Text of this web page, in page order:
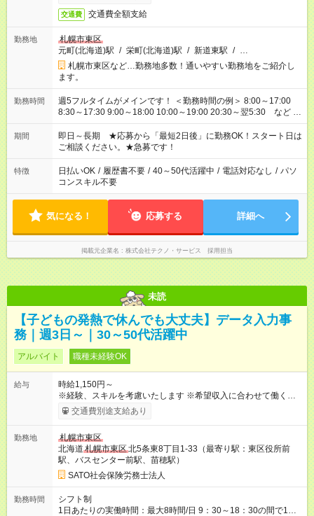
交通費 交通費全額支給
勤務地
札幌市東区
元町(北海道)駅 / 栄町(北海道)駅 / 新道東駅 / …
札幌市東区など…勤務地多数！通いやすい勤務地をご紹介し
ます。
勤務時間
週5フルタイムがメインです！ ＜勤務時間の例＞ 8:00～17:00
8:30～17:30 9:00～18:00 10:00～19:00 20:30～翌5:30 など ★
その他にも勤務時間多数！ 日勤のみ、残業なし、交替制など
ご希望を教えてください！
期間
即日～長期 ★応募から「最短2日後」に勤務OK！スタート日は
ご相談ください。★急募です！
特徴 日払いOK / 履歴書不要 / 40～50代活躍中 / 電話対応なし / パソ
コンスキル不要
気になる！ 応募する 詳細へ
掲載元企業名 株式会社テクノ・サービス 採用担当
未読
【子どもの発熱で休んでも大丈夫】データ入力事
務｜週3日～｜30～50代活躍中
アルバイト 職種未経験OK
給与
時給1,150円～
※経験、スキルを考慮いたします ※希望収入に合わせて働くこと
ができます。 ◇月92，000円 （時給1，150円、1日5時間、週4
日勤務の場合） ◇月161，000円 （時給1，150円、1日7時間、
交通費別途支給あり
勤務地
札幌市東区
北海道 札幌市東区北5条東8丁目1-33（最寄り駅：東区役所前
駅、バスセンター前駅、苗穂駅）
SATO社会保険労務士法人
勤務時間
シフト制
1日あたりの実働時間：最大8時間/日 9：30～18：30の間で1日5